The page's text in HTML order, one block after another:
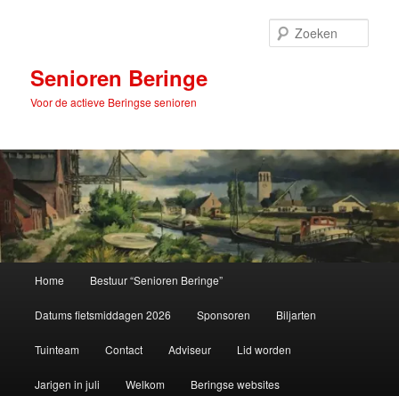
inhoudSenioren Beringe
Voor de actieve Beringse senioren
Home Bestuur “Senioren Beringe”
Datums fietsmiddagen 2026 Sponsoren Biljarten
Tuinteam Contact Adviseur Lid worden
Jarigen in juli Welkom Beringse websites